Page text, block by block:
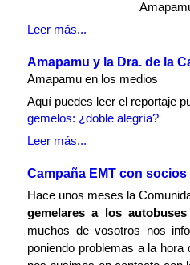
Leer más...
Amapamu y la Dra. de la
Amapamu en los medios
Aquí puedes leer el reportaje
gemelos: ¿doble alegría?
Leer más...
Campaña EMT con socios
Hace unos meses la
gemelares a los
muchos de vosotros nos
poniendo problemas a la